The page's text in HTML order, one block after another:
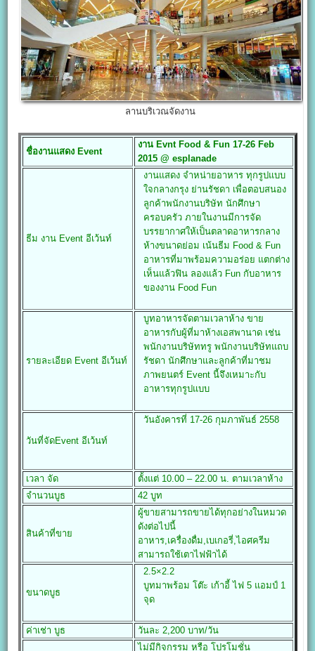
ลานบริเวณจัดงาน
ชื่องานแสดง Event
งาน Evnt Food & Fun17-26 Feb
2015 @ esplanade
ธีม งาน Event อีเว้นท์
งานแสดง จำหน่ายอาหาร ทุกรูปแบบ
ใจกลางกรุง ย่านรัชดา เพื่อตอบสนอง
ลูกค้าพนักงานบริษัท นักศึกษา
ครอบครัว ภายในงานมีการจัด
บรรยากาศให้เป็นตลาดอาหารกลาง
ห้างขนาดย่อม เน้นธีม Food & Fun
อาหารที่มาพร้อมความอร่อย แตกต่าง
เห็นแล้วฟิน ลองแล้ว Fun กับอาหาร
ของงาน Food Fun
รายละเอียด Event อีเว้นท์
บูทอาหารจัดตามเวลาห้าง ขาย
อาหารกับผู้ที่มาห้างเอสพานาด เช่น
พนักงานบริษัททรู พนักงานบริษัทแถบ
รัชดา นักศึกษาและลูกค้าที่มาชม
ภาพยนตร์ Event นี้จึงเหมาะกับ
อาหารทุกรูปแบบ
วันที่จัดEvent อีเว้นท์
วันอังคารที่ 17-26 กุมภาพันธ์ 2558
เวลา จัด ตั้งแต่ 10.00 – 22.00 น. ตามเวลาห้าง
จำนวนบูธ
42 บูท
สินค้าที่ขาย
ผู้ขายสามารถขายได้ทุกอย่างในหมวด
ดังต่อไปนี้
อาหาร,เครื่องดื่ม,เบเกอรี่,ไอศครีม
สามารถใช้เตาไฟฟ้าได้
ขนาดบูธ
2.5×2.2
บูทมาพร้อม โต๊ะ เก้าอี้ ไฟ 5 แอมป์ 1
จุด
ค่าเช่า บูธ
วันละ 2,200 บาท/วัน
ไม่มีกิจกรรม หรือ โปรโมชั่น